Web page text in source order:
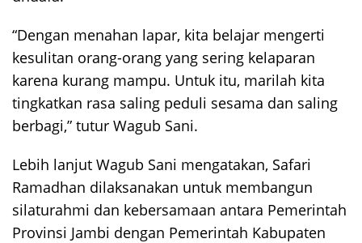
“Dengan menahan lapar, kita belajar mengerti
kesulitan orang-orang yang sering kelaparan
karena kurang mampu. Untuk itu, marilah kita
tingkatkan rasa saling peduli sesama dan saling
berbagi,” tutur Wagub Sani.
Lebih lanjut Wagub Sani mengatakan, Safari
Ramadhan dilaksanakan untuk membangun
silaturahmi dan kebersamaan antara Pemerintah
Provinsi Jambi dengan Pemerintah Kabupaten